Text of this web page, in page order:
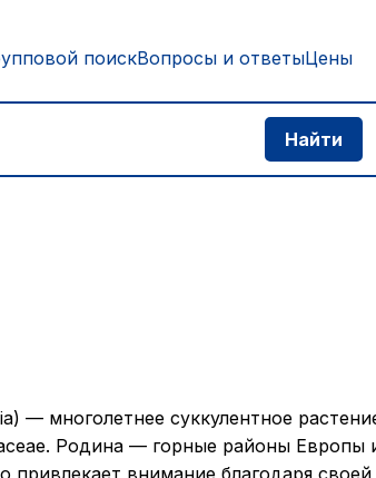
поискВопросы и ответыЦены
— многолетнее суккулентное
Родина — горные районы Европы
привлекает внимание благодаря своей